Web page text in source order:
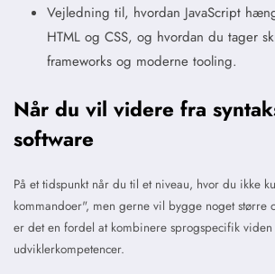
Vejledning til, hvordan JavaScript
HTML og CSS, og hvordan du tager
frameworks og moderne tooling.
Når du vil videre fra
software
På et tidspunkt når du til et niveau, hvor du ikke
kommandoer", men gerne vil bygge noget større
er det en fordel at kombinere sprogspecifik
udviklerkompetencer.